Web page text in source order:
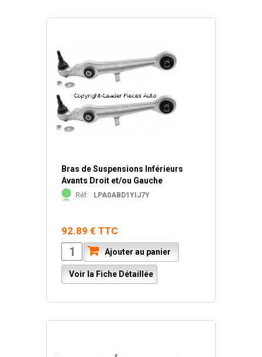
Bras de Suspensions Inférieurs
Avants Droit et/ou Gauche
Réf. : LPA0ABD1YIJ7Y
92.89 € TTC
Ajouter au panier
Voir la Fiche Détaillée